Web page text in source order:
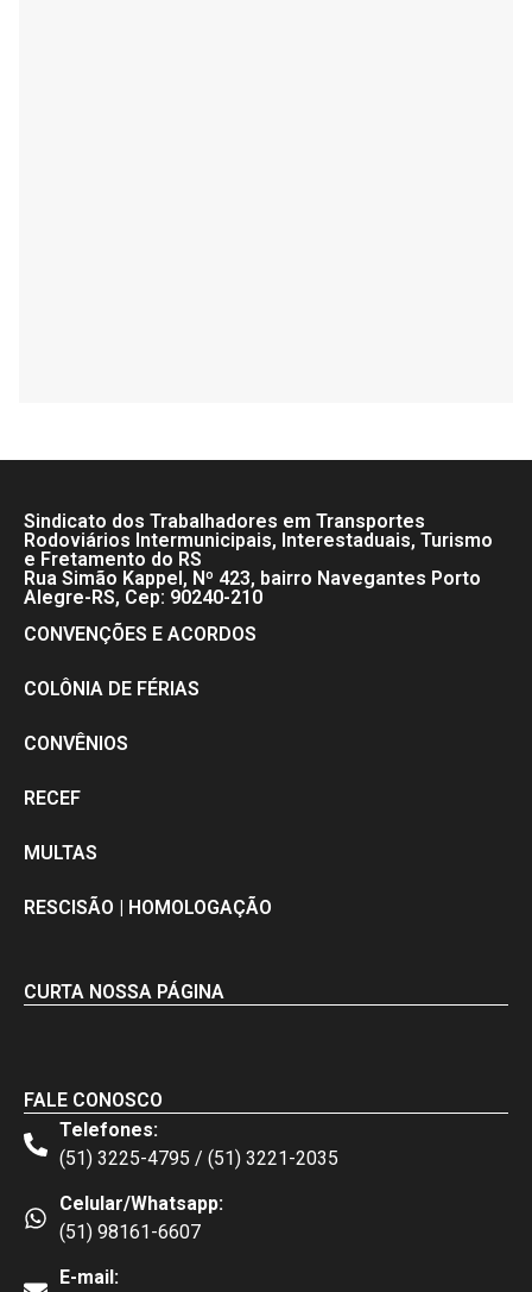
Sindicato dos Trabalhadores em Transportes
Rodoviários Intermunicipais, Interestaduais, Turismo
e Fretamento do RS
Rua Simão Kappel, Nº 423, bairro Navegantes Porto
Alegre-RS, Cep: 90240-210
CONVENÇÕES E ACORDOS
COLÔNIA DE FÉRIAS
CONVÊNIOS
RECEF
MULTAS
RESCISÃO | HOMOLOGAÇÃO
CURTA NOSSA PÁGINA
FALE CONOSCO
Telefones:
(51) 3225-4795 / (51) 3221-2035
Celular/Whatsapp:
(51) 98161-6607
E-mail: